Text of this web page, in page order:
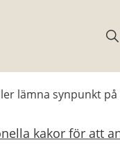
lämna synpunkt på
kakor för att